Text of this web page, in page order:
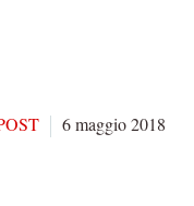
6 maggio 2018